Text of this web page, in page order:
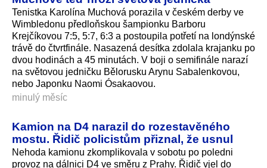
Tenistka Karolína Muchová porazila v českém derby ve
Wimbledonu předloňskou šampionku Barboru
Krejčíkovou 7:5, 5:7, 6:3 a postoupila potřetí na londýnské
trávě do čtvrtfinále. Nasazená desítka zdolala krajanku po
dvou hodinách a 45 minutách. V boji o semifinále narazí
na světovou jedničku Bělorusku Arynu Sabalenkovou,
nebo Japonku Naomi Ósakaovou.
minulý měsíc
Kamion na D4 narazil do rozestavěného
mostu. Řidič policistům přiznal, že usnul
Nehoda kamionu zkomplikovala v sobotu po poledni
provoz na dálnici D4 ve směru z Prahy. Řidič vjel do